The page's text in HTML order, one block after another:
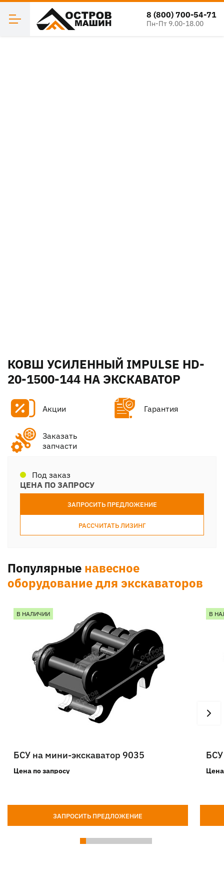
8 (800) 700-54-71
Пн-Пт 9.00-18.00
КОВШ УСИЛЕННЫЙ IMPULSE HD-
20-1500-144 НА ЭКСКАВАТОР
Акции Гарантия
Заказать
запчасти
Под заказ
ЦЕНА ПО ЗАПРОСУ
ЗАПРОСИТЬ ПРЕДЛОЖЕНИЕ
РАССЧИТАТЬ ЛИЗИНГ
Популярные навесное
оборудование для экскаваторов
В НАЛИЧИИ
БСУ на мини-экскаватор 9035
Цена по запросу
ЗАПРОСИТЬ ПРЕДЛОЖЕНИЕ
В